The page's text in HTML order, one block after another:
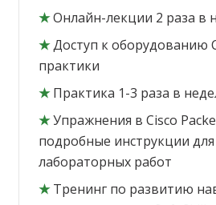
★Онлайн-лекции 2 раза в
★Доступ к оборудованию
практики
★ Практика 1-3 раза в
★Упражнения в Cisco
подробные инструкции
лабораторных работ
★ Тренинг по развитию